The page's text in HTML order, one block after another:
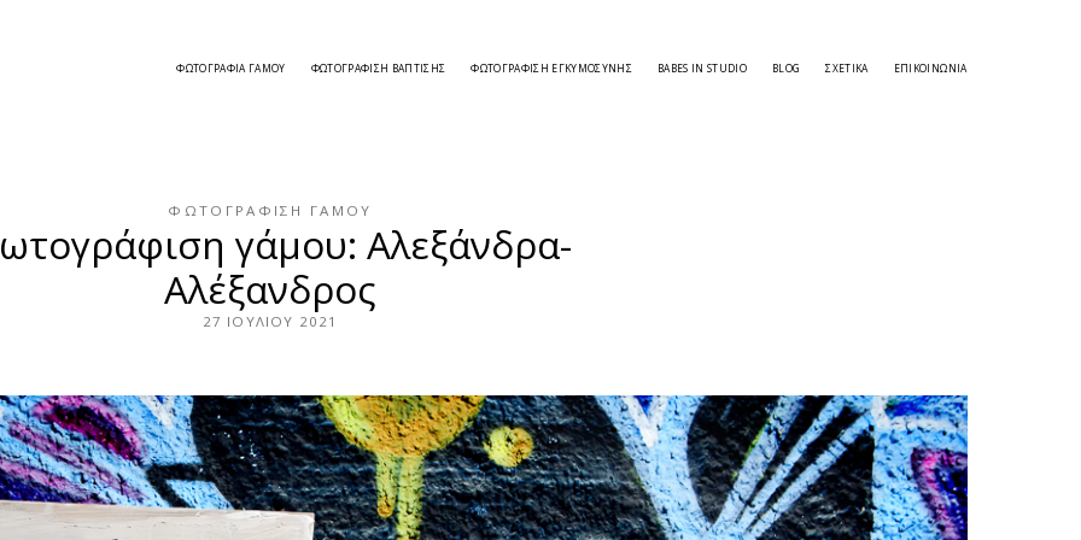
ΦΩΤΟΓΡΑΦΊΑ ΓΆΜΟΥ ΦΩΤΟΓΡΆΦΙΣΗ ΒΆΠΤΙΣΗΣ ΦΩΤΟΓΡΆΦΙΣΗ ΕΓΚΥΜΟΣΎΝΗΣ BABES IN STUDIO BLOG ΣΧΕΤΙΚΑ ΕΠΙΚΟΙΝΩΝΊΑ
ΦΩΤΟΓΡΆΦΙΣΗ ΓΆΜΟΥ
γάμου: Αλεξάνδρα-
Αλέξανδρος
27 ΙΟΥΛΊΟΥ 2021